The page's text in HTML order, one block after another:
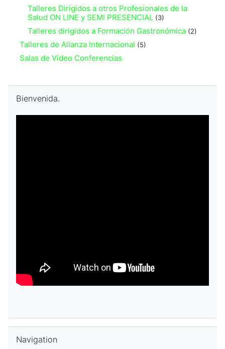
Talleres Dirigidos a otros Profesionales de la
Salud ON LINE y SEMI PRESENCIAL (3)
Talleres dirigidos a Formación Gastronómica (2)
Talleres de Alianza Internacional (5)
Salas de Vídeo Conferencias
Bienvenida.
Navigation